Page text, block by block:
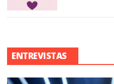
ENTREVISTAS